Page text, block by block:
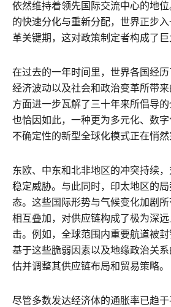
依然维持着领先国际交流中心的地
的快速分化与重新分配，世界正步
革关键期，这对政策制定者构成了巨
在过去的一年时间里，世界各国经历
经济波动以及社会和政治变革所带
方面进一步瓦解了三十年来所倡导的
也恰因如此，一种更为多元化、数
不确定性的新型全球化模式正在悄然
东欧、中东和北非地区的冲突持续
稳定威胁。与此同时，印太地区的
态。这些国际形势与气候变化加剧
相互叠加，对供应链构成了极为深
击。例如，全球范围内重要航道被
基于这些脆弱因素以及地缘政治关
估并调整其供应链布局和贸易策略。
尽管多数发达经济体的通胀率已趋